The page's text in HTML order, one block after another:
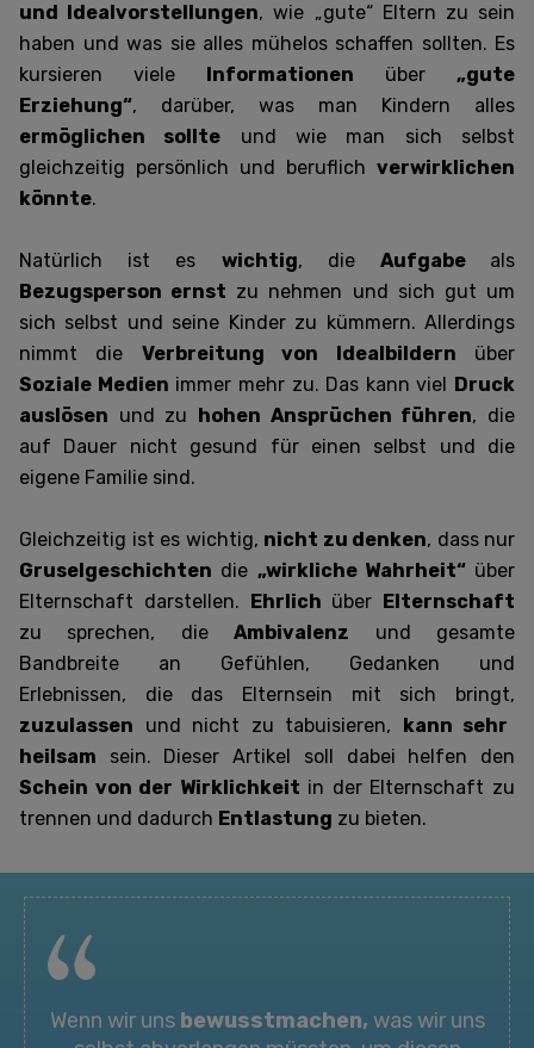
und Idealvorstellungen, wie „gute“ Eltern zu sein
haben und was sie alles mühelos schaffen sollten. Es
kursieren viele
Informationen über „gute
Erziehung“, darüber, was man Kindern alles
ermöglichen sollte und wie man sich selbst
gleichzeitig persönlich und beruflich verwirklichen
könnte.
Natürlich ist es wichtig, die Aufgabe als
Bezugsperson ernst zu nehmen und sich gut um
sich selbst und seine Kinder zu kümmern. Allerdings
nimmt die Verbreitung von Idealbildern über
Soziale Medien immer mehr zu. Das kann viel
Druck
auslösen und zu hohen Ansprüchen führen, die
auf Dauer nicht gesund für einen selbst und die
eigene Familie sind.
Gleichzeitig ist es wichtig, nicht zu denken, dass nur
Gruselgeschichten die „wirkliche Wahrheit“über
Elternschaft darstellen.
Ehrlich über
Elternschaft
zu sprechen, dieAmbivalenz und gesamte
Bandbreite an Gefühlen, Gedanken und
Erlebnissen, die das Elternsein mit sich bringt,
zuzulassen und nicht zu tabuisieren,
kann sehr
heilsam sein. Dieser Artikel soll dabei helfen den
Schein von der Wirklichkeit in der Elternschaft zu
trennen und dadurch Entlastung zu bieten.
Wenn wir uns bewusstmachen, was wir uns